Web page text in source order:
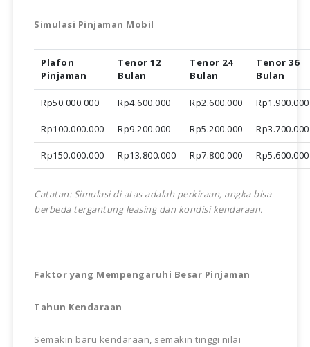
Simulasi Pinjaman Mobil
Plafon
Pinjaman
Tenor 12
Bulan
Tenor 24
Bulan
Tenor 36
Bulan
Rp50.000.000 Rp4.600.000 Rp2.600.000 Rp1.900.000
Rp100.000.000 Rp9.200.000 Rp5.200.000 Rp3.700.000
Rp150.000.000 Rp13.800.000 Rp7.800.000 Rp5.600.000
Catatan: Simulasi di atas adalah perkiraan, angka bisa
berbeda tergantung leasing dan kondisi kendaraan.
Faktor yang Mempengaruhi Besar Pinjaman
Tahun Kendaraan
Semakin baru kendaraan, semakin tinggi nilai